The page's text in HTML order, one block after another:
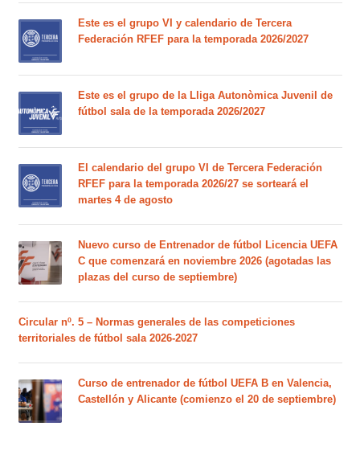
Este es el grupo VI y calendario de Tercera
Federación RFEF para la temporada 2026/2027
Este es el grupo de la Lliga Autonòmica Juvenil de
fútbol sala de la temporada 2026/2027
El calendario del grupo VI de Tercera Federación
RFEF para la temporada 2026/27 se sorteará el
martes 4 de agosto
Nuevo curso de Entrenador de fútbol Licencia UEFA
C que comenzará en noviembre 2026 (agotadas las
plazas del curso de septiembre)
Circular nº. 5 – Normas generales de las competiciones
territoriales de fútbol sala 2026-2027
Curso de entrenador de fútbol UEFA B en Valencia,
Castellón y Alicante (comienzo el 20 de septiembre)